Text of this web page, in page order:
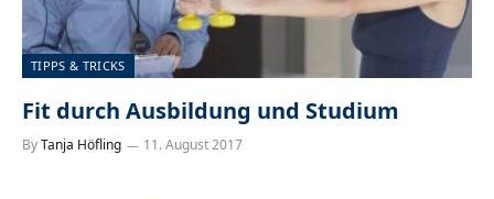
TIPPS & TRICKS
Fit durch Ausbildung und Studium
ByTanja Höfling 11. August 2017